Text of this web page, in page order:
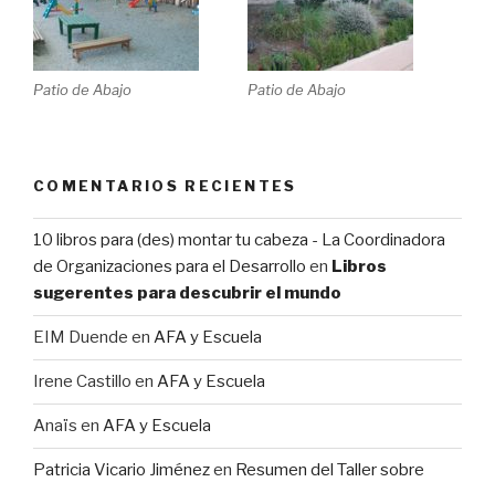
Patio de Abajo Patio de Abajo
COMENTARIOS RECIENTES
10 libros para (des) montar tu cabeza - La Coordinadora
de Organizaciones para el Desarrollo en Libros
sugerentes para descubrir el mundo
EIM Duende en AFA y Escuela
Irene Castillo en AFA y Escuela
Anaïs en AFA y Escuela
Patricia Vicario Jiménezen Resumen del Taller sobre